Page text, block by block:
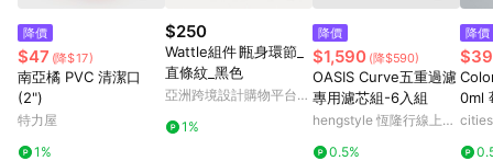
降價
$47 (降$17)
南亞橘 PVC 清潔口
(2")
特力屋
1%
$250
Wattle組件∣瓶身環節_
直條紋_黑色
亞洲跨境設計購物平台
1%
降價
$1,590 (降$590)
OASIS Curve五重過濾
專用濾芯組-6入組
hengstyle 恆隆行線上購
0.5%
降價
0ml